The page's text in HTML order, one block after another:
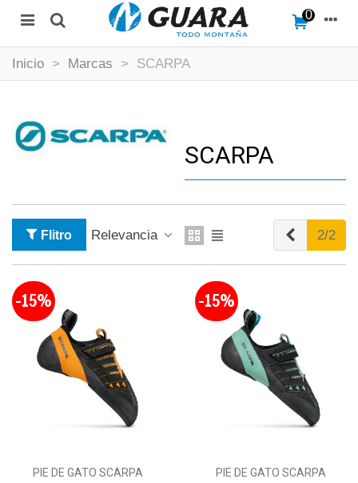
0
Inicio > Marcas > SCARPA
SCARPA
Flitro Relevancia Anterior
2/2
-15%
PIE DE GATO SCARPA
-15%
PIE DE GATO SCARPA